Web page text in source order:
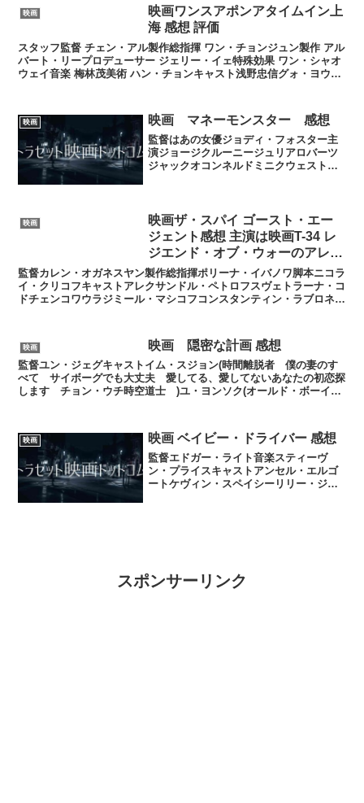
映画
映画ワンスアポンアタイムイン上
海 感想 評価
スタッフ監督 チェン・アル製作総指揮 ワン・チョンジュン製作 アル
バート・リープロデューサー ジェリー・イェ特殊効果 ワン・シャオ
ウェイ音楽 梅林茂美術 ハン・チョンキャスト浅野忠信グォ・ヨウチ
映画 映画 マネーモンスター 感想
監督はあの女優ジョディ・フォスター主
演ジョージクルーニージュリアロバーツ
ジャックオコンネルドミニクウェストカ
を主演に抜擢したそうで間...
映画
映画ザ・スパイ ゴースト・エー
ジェント感想 主演は映画T-34 レ
ジエンド・オブ・ウォーのアレク
サンドル・ペトロフ
監督カレン・オガネスヤン製作総指揮ポリーナ・イバノワ脚本ニコラ
イ・クリコフキャストアレクサンドル・ペトロフスヴェトラーナ・コ
ドチェンコワウラジミール・マシコフコンスタンティン・ラブロネコ
映画 映画 隠密な計画 感想
監督ユン・ジェグキャストイム・スジョン(時間離脱者 僕の妻のす
べて サイボーグでも大丈夫 愛してる、愛してないあなたの初恋探
します チョン・ウチ時空道士 )ユ・ヨンソク(オールド・ボーイ
映画 映画 ベイビー・ドライバー 感想
監督エドガー・ライト音楽スティーヴ
ン・プライスキャストアンセル・エルゴ
ートケヴィン・スペイシーリリー・ジェ
スポンサーリンク